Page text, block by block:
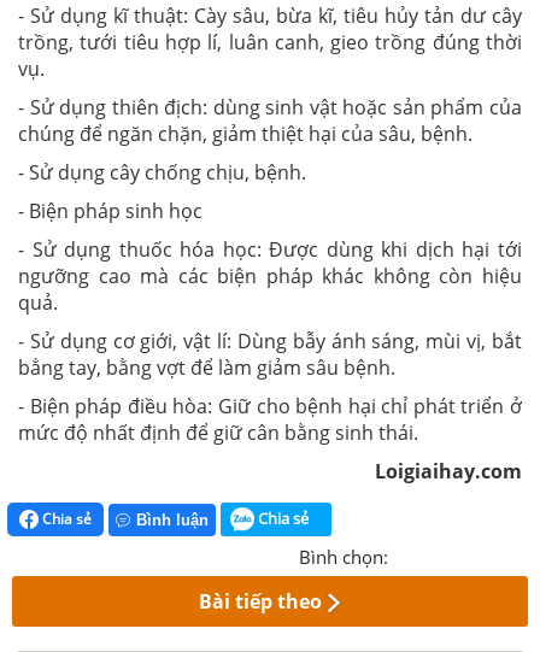
- Sử dụng kĩ thuật: Cày sâu, bừa kĩ, tiêu hủy tản dư cây
trồng, tưới tiêu hợp lí, luân canh, gieo trồng đúng thời
vụ.
- Sử dụng thiên địch: dùng sinh vật hoặc sản phẩm của
chúng để ngăn chặn, giảm thiệt hại của sâu, bệnh.
- Sử dụng cây chống chịu, bệnh.
- Biện pháp sinh học
- Sử dụng thuốc hóa học: Được dùng khi dịch hại tới
ngưỡng cao mà các biện pháp khác không còn hiệu
quả.
- Sử dụng cơ giới, vật lí: Dùng bẫy ánh sáng, mùi vị, bắt
bẳng tay, bằng vợt để làm giảm sâu bệnh.
- Biện pháp điều hòa: Giữ cho bệnh hại chỉ phát triển ở
mức độ nhất định để giữ cân bằng sinh thái.
Loigiaihay.com
Chia sẻ Bình luận Chia sẻ
Bình chọn:
Bài tiếp theo